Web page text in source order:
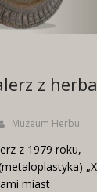
z
Muzeum Herbu
z 1979 roku,
miast